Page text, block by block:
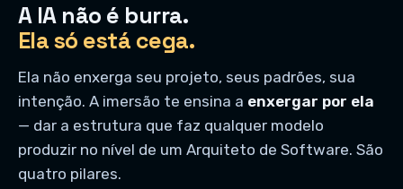
A IA não é burra.
Ela só está cega.
Ela não enxerga seu projeto, seus padrões, sua
intenção. A imersão te ensina a enxergar por ela
— dar a estrutura que faz qualquer modelo
produzir no nível de um Arquiteto de Software. São
quatro pilares.